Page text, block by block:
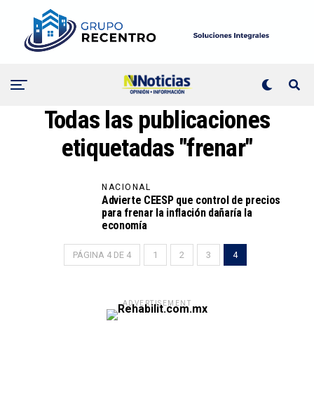
Todas las publicaciones
etiquetadas "frenar"
NACIONAL
Advierte CEESP que control de precios
para frenar la inflación dañaría la
economía
PÁGINA 4 DE 4 1 2 3 4
ADVERTISEMENT